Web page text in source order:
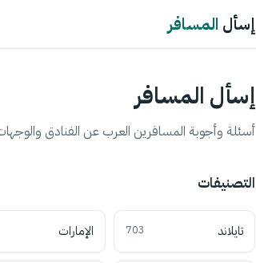
إسأل المسافر
إسأل المسافر
أسئلة وأجوبة المسافرين العرب عن الفنادق
التصنيفات
تايلاند 703 الإمارات